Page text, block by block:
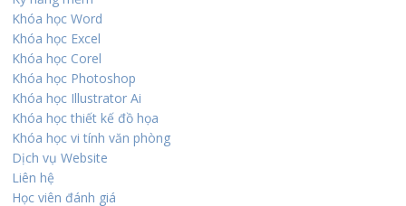
Khóa học Word
Khóa học Excel
Khóa học Corel
Khóa học Photoshop
Khóa học Illustrator Ai
Khóa học thiết kế đồ họa
Khóa học vi tính văn phòng
Dịch vụ Website
Liên hệ
Học viên đánh giá